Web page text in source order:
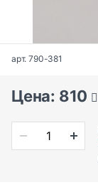
арт. 790-381
Цена: 810